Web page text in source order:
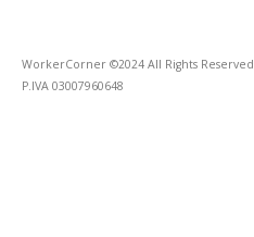
WorkerCorner ©2024 All Rights Reserved
P.IVA 03007960648